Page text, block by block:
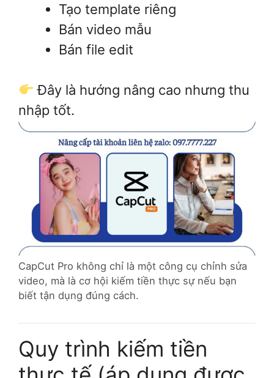
Tạo template riêng
Bán video mẫu
Bán file edit
Đây là hướng nâng cao nhưng thu
nhập tốt.
CapCut Pro không chỉ là một công cụ chỉnh sửa
video, mà là cơ hội kiếm tiền thực sự nếu bạn
biết tận dụng đúng cách.
Quy trình kiếm tiền